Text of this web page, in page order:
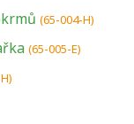
(65-004-H)
(65-005-E)